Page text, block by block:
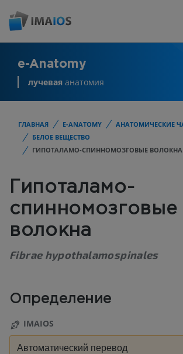
e-Anatomy
лучевая анатомия
ГЛАВНАЯ E-ANATOMY АНАТОМИЧЕСКИЕ
БЕЛОЕ ВЕЩЕСТВО
ГИПОТАЛАМО-СПИННОМОЗГОВЫЕ ВОЛОКНА
Гипоталамо-
спинномозговые
волокна
Fibrae hypothalamospinales
Определение
IMAIOS
Автоматический перевод